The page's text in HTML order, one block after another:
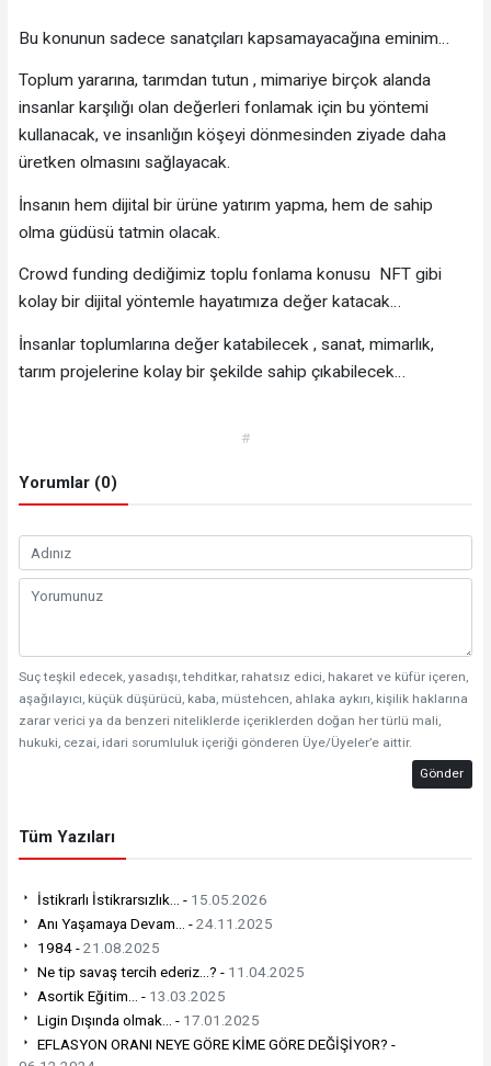
Bu konunun sadece sanatçıları kapsamayacağına eminim…
Toplum yararına, tarımdan tutun , mimariye birçok alanda
insanlar karşılığı olan değerleri fonlamak için bu yöntemi
kullanacak, ve insanlığın köşeyi dönmesinden ziyade daha
üretken olmasını sağlayacak.
İnsanın hem dijital bir ürüne yatırım yapma, hem de sahip
olma güdüsü tatmin olacak.
Crowd funding dediğimiz toplu fonlama konusu NFT gibi
kolay bir dijital yöntemle hayatımıza değer katacak…
İnsanlar toplumlarına değer katabilecek , sanat, mimarlık,
tarım projelerine kolay bir şekilde sahip çıkabilecek…
#
Yorumlar (0)
Suç teşkil edecek, yasadışı, tehditkar, rahatsız edici, hakaret ve küfür içeren,
aşağılayıcı, küçük düşürücü, kaba, müstehcen, ahlaka aykırı, kişilik haklarına
zarar verici ya da benzeri niteliklerde içeriklerden doğan her türlü mali,
hukuki, cezai, idari sorumluluk içeriği gönderen Üye/Üyeler’e aittir.
Gönder
Tüm Yazıları
İstikrarlı İstikrarsızlık… - 15.05.2026
Anı Yaşamaya Devam… -24.11.2025
1984 -21.08.2025
Ne tip savaş tercih ederiz…? - 11.04.2025
Asortik Eğitim... - 13.03.2025
Ligin Dışında olmak… - 17.01.2025
EFLASYON ORANI NEYE GÖRE KİME GÖRE DEĞİŞİYOR? -